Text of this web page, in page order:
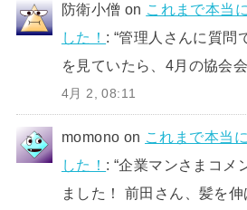
防衛小僧 on これまで本当
した！ : “管理人さんに質問
を見ていたら、4月の協会
4月 2, 08:11
momono on これまで本当
した！ : “企業マンさまコメ
ました！ 前田さん、髪を